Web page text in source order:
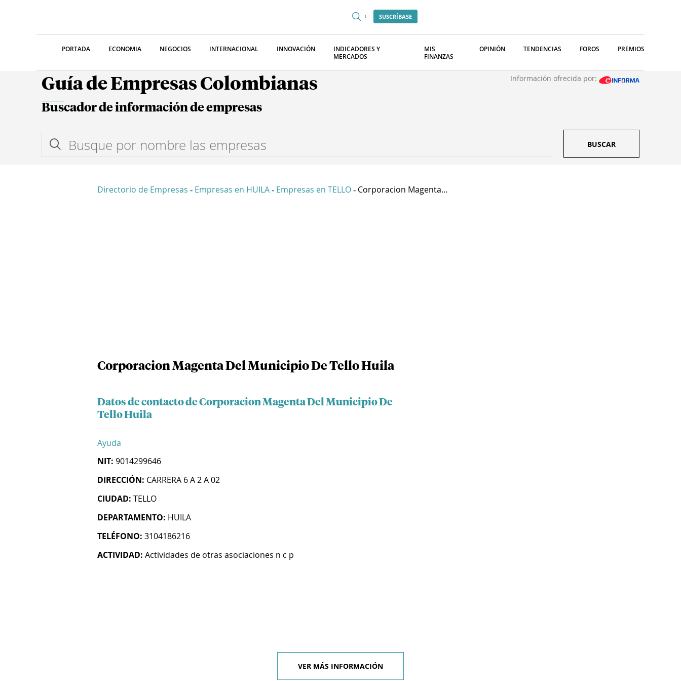
SUSCRÍBASE
PORTADA ECONOMIA NEGOCIOS INTERNACIONAL INNOVACIÓN
INDICADORES Y
MERCADOS
MIS
FINANZAS
OPINIÓN TENDENCIAS FOROS PREMIOS
Guía de Empresas Colombianas Información ofrecida por:
Buscador de información de empresas
BUSCAR
Directorio de Empresas - Empresas en HUILA - Empresas en TELLO - Corporacion Magenta...
Corporacion Magenta Del Municipio De Tello Huila
Datos de contacto de Corporacion Magenta Del Municipio De
Tello Huila
Ayuda
NIT: 9014299646
DIRECCIÓN: CARRERA 6 A 2 A 02
CIUDAD: TELLO
DEPARTAMENTO: HUILA
TELÉFONO: 3104186216
ACTIVIDAD: Actividades de otras asociaciones n c p
VER MÁS INFORMACIÓN